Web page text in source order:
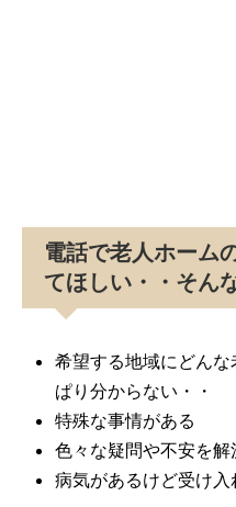
電話で老人ホーム
てほしい・・そん
希望する地域にどん
ぱり分からない・・
特殊な事情がある
色々な疑問や不安を
病気があるけど受け入